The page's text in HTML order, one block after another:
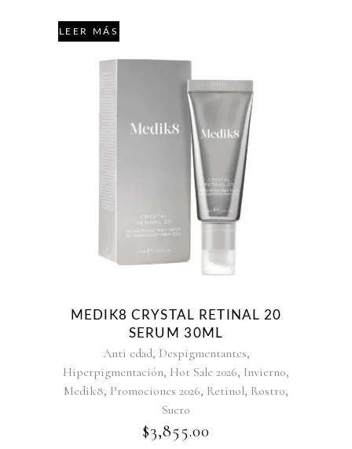
LEER MÁS
MEDIK8 CRYSTAL RETINAL 20
SERUM 30ML
Anti edad, Despigmentantes,
Hiperpigmentación, Hot Sale 2026, Invierno,
Medik8, Promociones 2026, Retinol, Rostro,
Suero
$3,855.00